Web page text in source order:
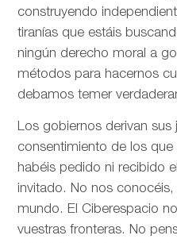
construyendo
tiranías que estáis
ningún derecho moral a
métodos para hacernos
debamos temer
Los gobiernos derivan sus
consentimiento de los
habéis pedido ni recibido
invitado. No nos
mundo. El Ciberespacio
vuestras fronteras. No